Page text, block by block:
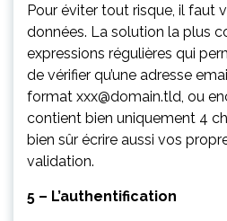
Pour éviter tout risque, il faut
données. La solution la plus
expressions régulières qui
de vérifier qu’une adresse
format xxx@domain.tld, ou
contient bien uniquement 4
bien sûr écrire aussi vos
validation.
5 – L’authentification